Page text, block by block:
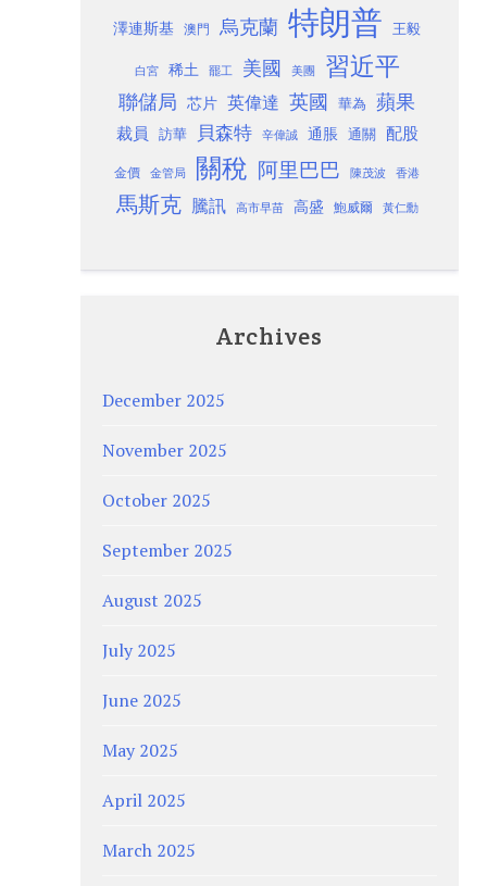
澤連斯基 澳門 烏克蘭 特朗普 王毅
白宮 稀土 罷工 美國 美團 習近平
聯儲局 芯片 英偉達 英國 華為 蘋果
裁員 訪華 貝森特 辛偉誠 通脹 通關 配股
金價 金管局 關稅 阿里巴巴 陳茂波 香港
馬斯克 騰訊 高市早苗 高盛 鮑威爾 黃仁勳
Archives
December 2025
November 2025
October 2025
September 2025
August 2025
July 2025
June 2025
May 2025
April 2025
March 2025